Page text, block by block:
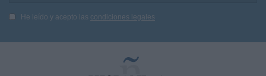
He leído y acepto las condiciones legales